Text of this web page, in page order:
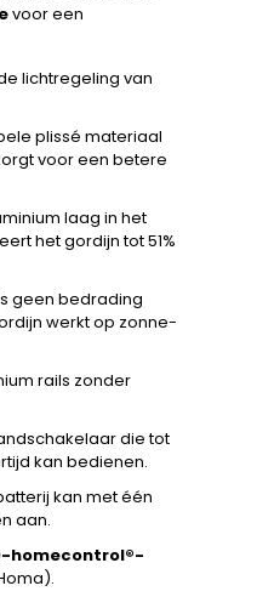
voor een
lichtregeling van
plissé materiaal
voor een betere
laag in het
het gordijn tot 51%
geen bedrading
werkt op zonne-
rails zonder
die tot
kan bedienen.
kan met één
aan.
homecontrol®-